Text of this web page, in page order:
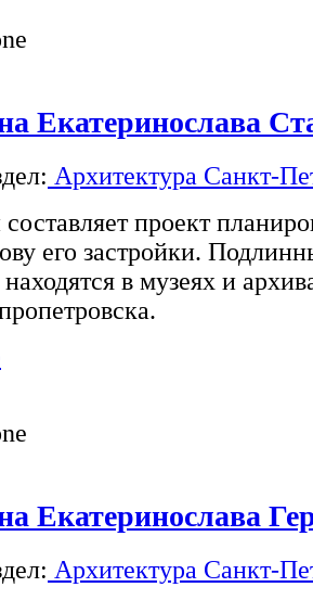
Екатеринослава
Архитектура Санкт-
проект
его застройки.
в музеях и
Екатеринослава
Архитектура Санкт-